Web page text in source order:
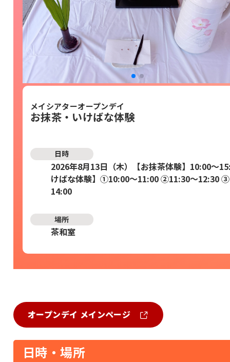
メイシアターオープンデイ
お抹茶・いけばな体験
日時
2026年8月13日（木）【お抹茶体験】10:00～
けばな体験】①10:00～11:00 ②11:30～12:30
14:00
場所
茶和室
オープンデイ メインページ
日時・場所